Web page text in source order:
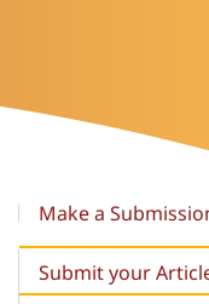
Make a
Submit your